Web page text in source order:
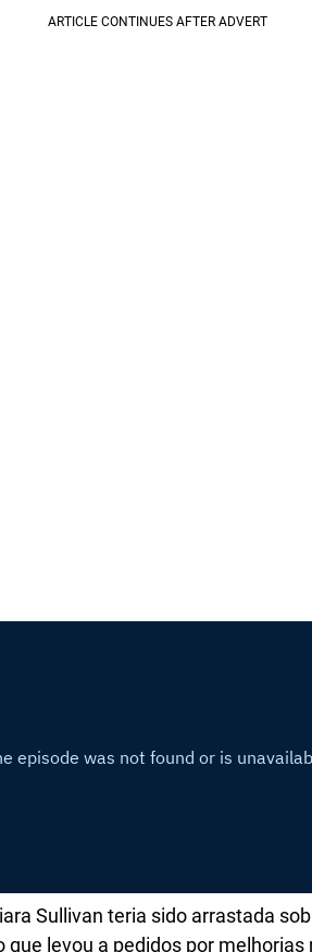
Sullivan teria sido arrastada
que levou a pedidos por melhorias